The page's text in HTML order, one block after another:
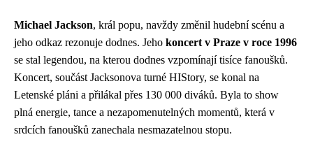
Michael Jackson, král popu, navždy změnil hudební scénu a
jeho odkaz rezonuje dodnes. Jeho koncert v Praze v roce 1996
se stal legendou, na kterou dodnes vzpomínají tisíce fanoušků.
Koncert, součást Jacksonova turné HIStory, se konal na
Letenské pláni a přilákal přes 130 000 diváků. Byla to show
plná energie, tance a nezapomenutelných momentů, která v
srdcích fanoušků zanechala nesmazatelnou stopu.